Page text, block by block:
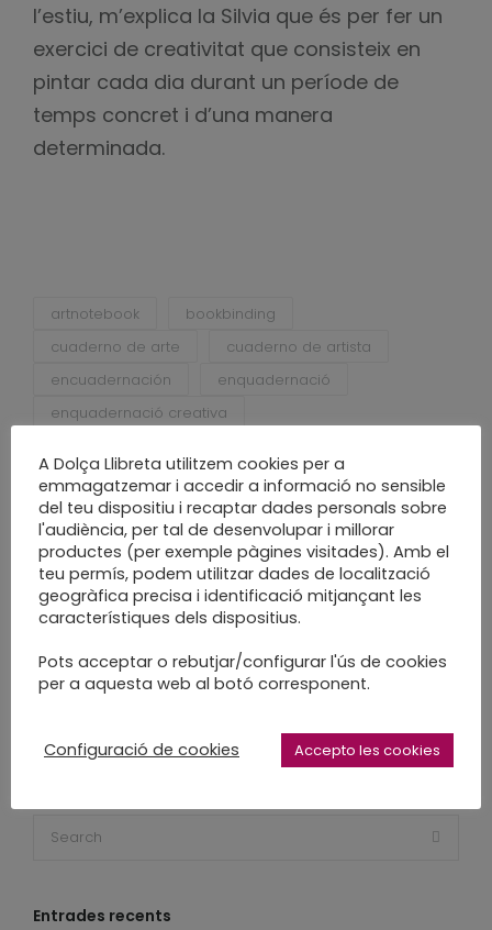
l’estiu, m’explica la Silvia que és per fer un
exercici de creativitat que consisteix en
pintar cada dia durant un període de
temps concret i d’una manera
determinada.
artnotebook
bookbinding
cuaderno de arte
cuaderno de artista
encuadernación
enquadernació
enquadernació creativa
fet a mida
fet a poc a poc
handcraft
handmade
handmade notebook
libro de artista
llibre d'artista
new project
paper
papercraft
projecte nou
quadern d'art
reliure
sabadell
slow craft
Entrades recents
A Dolça Llibreta utilitzem cookies per a
emmagatzemar i accedir a informació no sensible
del teu dispositiu i recaptar dades personals sobre
l'audiència, per tal de desenvolupar i millorar
productes (per exemple pàgines visitades). Amb el
teu permís, podem utilitzar dades de localització
geogràfica precisa i identificació mitjançant les
característiques dels dispositius.
Pots acceptar o rebutjar/configurar l'ús de cookies
per a aquesta web al botó corresponent.
Configuració de cookies Accepto les cookies